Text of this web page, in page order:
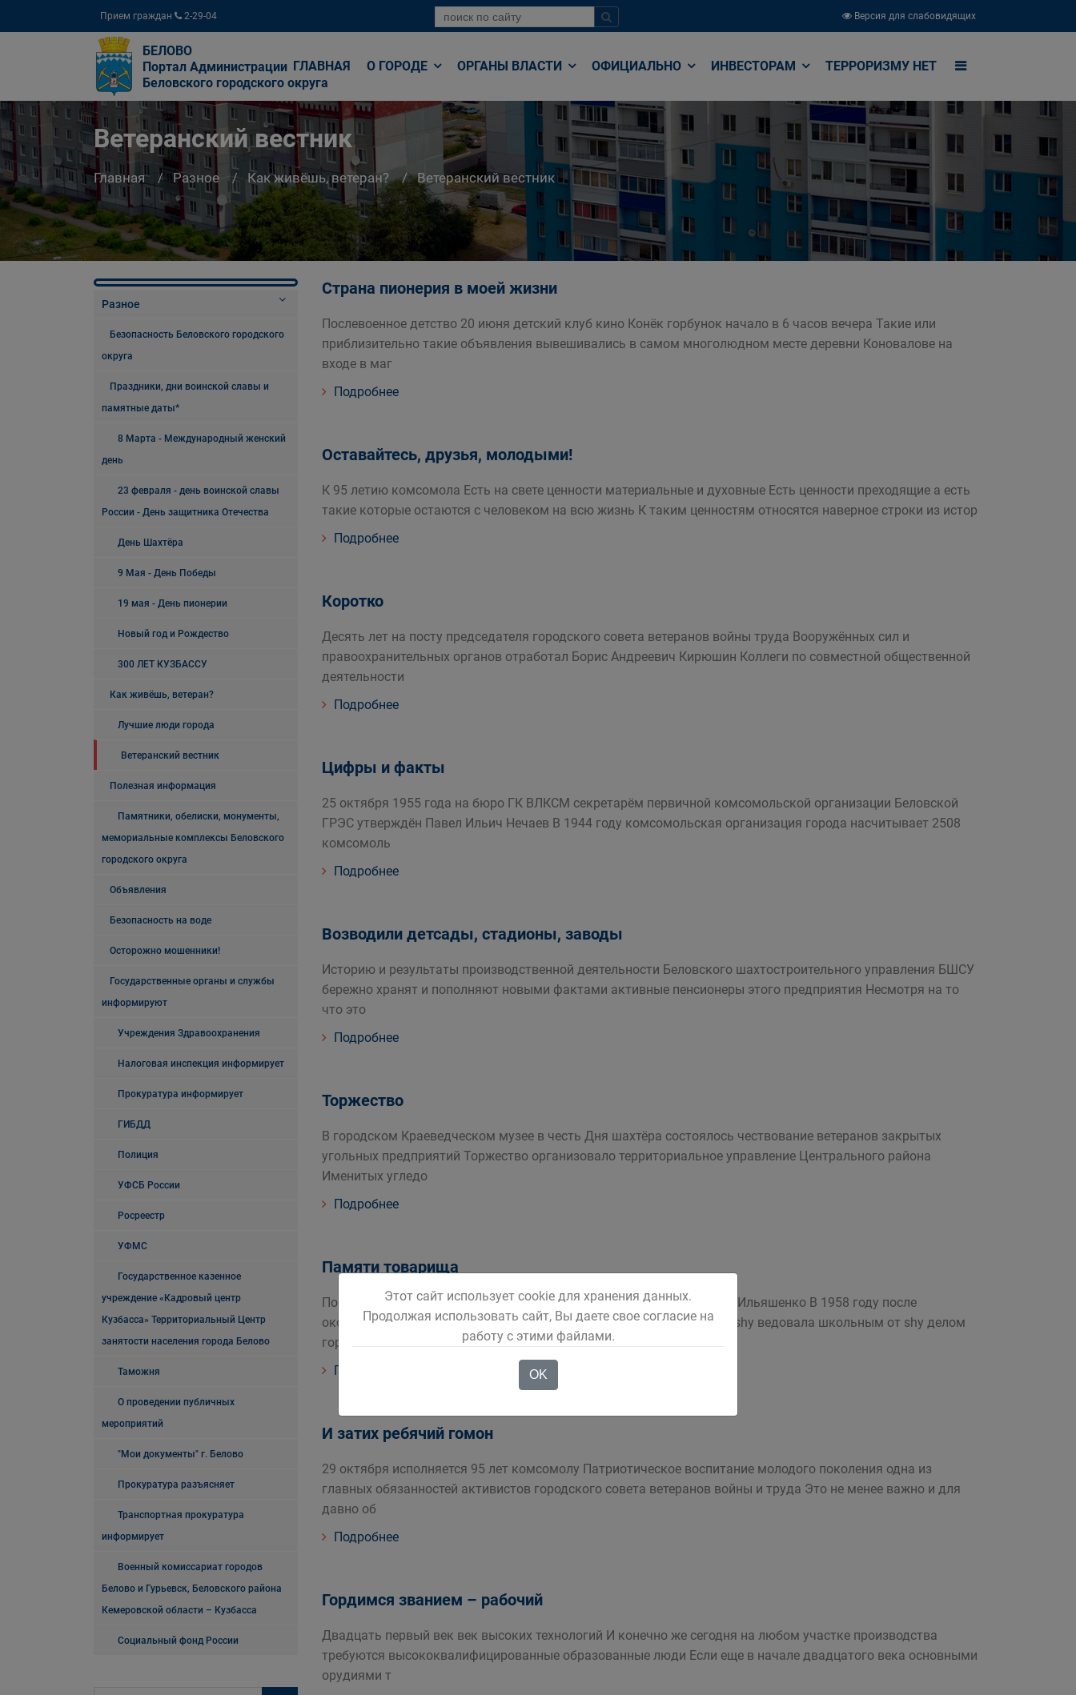
Прием граждан 2-29-04 Версия для слабовидящих
БЕЛОВО
Портал Администрации
Беловского городского округа
ГЛАВНАЯ О ГОРОДЕ ОРГАНЫ ВЛАСТИ ОФИЦИАЛЬНО ИНВЕСТОРАМ ТЕРРОРИЗМУ НЕТ
Ветеранский вестник
Главная Разное Как живёшь, ветеран? Ветеранский вестник
Разное
Безопасность Беловского городского
округа
Праздники, дни воинской славы и
памятные даты*
8 Марта - Международный женский
день
23 февраля - день воинской славы
России - День защитника Отечества
День Шахтёра
9 Мая - День Победы
19 мая - День пионерии
Новый год и Рождество
300 ЛЕТ КУЗБАССУ
Как живёшь, ветеран?
Лучшие люди города
Ветеранский вестник
Полезная информация
Памятники, обелиски, монументы,
мемориальные комплексы Беловского
городского округа
Объявления
Безопасность на воде
Осторожно мошенники!
Государственные органы и службы
информируют
Учреждения Здравоохранения
Налоговая инспекция информирует
Прокуратура информирует
ГИБДД
Полиция
УФСБ России
Росреестр
УФМС
Государственное казенное
учреждение «Кадровый центр
Кузбасса» Территориальный Центр
занятости населения города Белово
Таможня
О проведении публичных
мероприятий
"Мои документы" г. Белово
Прокуратура разъясняет
Транспортная прокуратура
информирует
Военный комиссариат городов
Белово и Гурьевск, Беловского района
Кемеровской области – Кузбасса
Социальный фонд России
Страна пионерия в моей жизни
Послевоенное детство 20 июня детский клуб кино Конёк горбунок начало в 6 часов вечера Такие или
приблизительно такие объявления вывешивались в самом многолюдном месте деревни Коновалове на
входе в маг
Подробнее
Оставайтесь, друзья, молодыми!
К 95 летию комсомола Есть на свете ценности материальные и духовные Есть ценности преходящие а есть
такие которые остаются с человеком на всю жизнь К таким ценностям относятся наверное строки из истор
Подробнее
Коротко
Десять лет на посту председателя городского совета ветеранов войны труда Вооружённых сил и
правоохранительных органов отработал Борис Андреевич Кирюшин Коллеги по совместной общественной
деятельности
Подробнее
Цифры и факты
25 октября 1955 года на бюро ГК ВЛКСМ секретарём первичной комсомольской организации Беловской
ГРЭС утверждён Павел Ильич Нечаев В 1944 году комсомольская организация города насчитывает 2508
комсомоль
Подробнее
Возводили детсады, стадионы, заводы
Историю и результаты производственной деятельности Беловского шахтостроительного управления БШСУ
бережно хранят и пополняют новыми фактами активные пенсионеры этого предприятия Несмотря на то
что это
Подробнее
Торжество
В городском Краеведческом музее в честь Дня шахтёра состоялось чествование ветеранов закрытых
угольных предприятий Торжество организовало территориальное управление Центрального района
Именитых угледо
Подробнее
Памяти товарища
После тяжелой болез shy ни скончалась Маргари shy та Степановна Ильяшенко В 1958 году после
окончания педучилища она работала в школе 25 г Белово Затем за shy ведовала школьным от shy делом
горкома ко
Подробнее
И затих ребячий гомон
29 октября исполняется 95 лет комсомолу Патриотическое воспитание молодого поколения одна из
главных обязанностей активистов городского совета ветеранов войны и труда Это не менее важно и для
давно об
Подробнее
Гордимся званием – рабочий
Двадцать первый век век высоких технологий И конечно же сегодня на любом участке производства
требуются высококвалифицированные образованные люди Если еще в начале двадцатого века основными
орудиями т
Этот сайт использует cookie для хранения данных.
Продолжая использовать сайт, Вы даете свое согласие на
работу с этими файлами.
OK